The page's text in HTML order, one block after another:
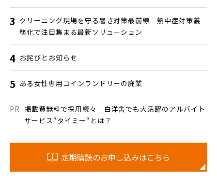
クリーニング現場を守る暑さ対策最前線 熱中症対策義
務化で注目集まる最新ソリューション
お詫びとお知らせ
ある女性専用コインランドリーの廃業
掲載費無料で採用続々 白洋舍でも大活躍のアルバイト
サービス“タイミー“とは？
定期購読のお申し込みはこちら